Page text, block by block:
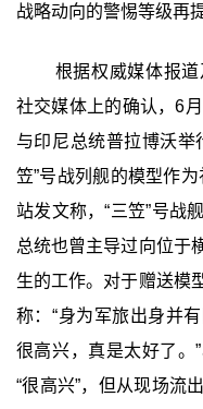
战略动向的警惕等级再
根据权威媒体报
社交媒体上的确认，6
与印尼总统普拉博沃举
笠”号战列舰的模型作
站发文称，“三笠”号战
总统也曾主导过向位于
生的工作。对于赠送模
称：“身为军旅出身并
很高兴，真是太好了。
“很高兴”，但从现场流